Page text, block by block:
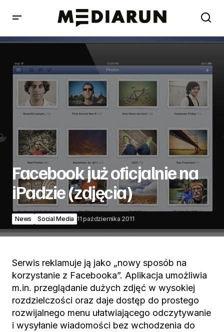
Facebook już oficjalnie na iPadzie (zdjęcia)
Facebook już oficjalnie na
iPadzie (zdjęcia)
News Social Media 11 października 2011
Serwis reklamuje ją jako „nowy sposób na
korzystanie z Facebooka”. Aplikacja umożliwia
m.in. przeglądanie dużych zdjęć w wysokiej
rozdzielczości oraz daje dostęp do prostego
rozwijalnego menu ułatwiającego odczytywanie
i wysyłanie wiadomości bez wchodzenia do